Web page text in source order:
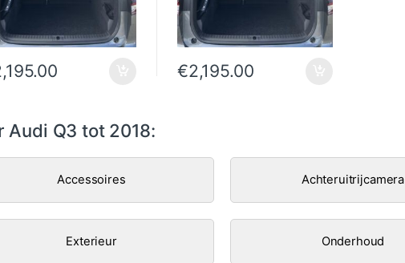
€2,195.00
Audi Q3 tot 2018:
Accessoires Achteruitrijcamera
Exterieur Onderhoud